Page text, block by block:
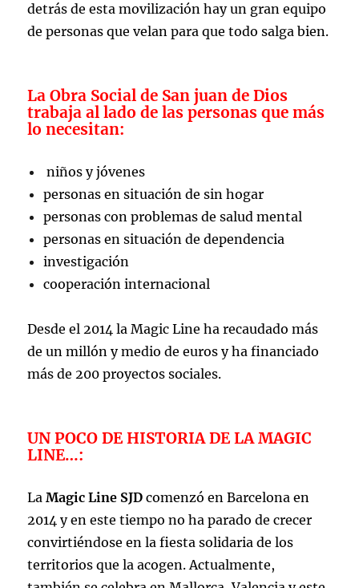
detrás de esta movilización hay un gran equipo
de personas que velan para que todo salga bien.
La Obra Social de San juan de Dios
trabaja al lado de las personas que más
lo necesitan:
niños y jóvenes
personas en situación de sin hogar
personas con problemas de salud mental
personas en situación de dependencia
investigación
cooperación internacional
Desde el 2014 la Magic Line ha recaudado más
de un millón y medio de euros y ha financiado
más de 200 proyectos sociales.
UN POCO DE HISTORIA DE LA MAGIC
LINE…:
LaMagic Line SJD comenzó en Barcelona en
2014 y en este tiempo no ha parado de crecer
convirtiéndose en la fiesta solidaria de los
territorios que la acogen. Actualmente,